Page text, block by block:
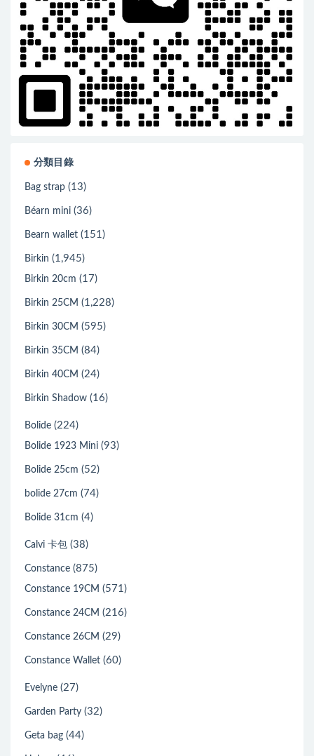
分類目錄
Bag strap (13)
Béarn mini (36)
Bearn wallet (151)
Birkin (1,945)
Birkin 20cm (17)
Birkin 25CM (1,228)
Birkin 30CM (595)
Birkin 35CM (84)
Birkin 40CM (24)
Birkin Shadow (16)
Bolide (224)
Bolide 1923 Mini (93)
Bolide 25cm (52)
bolide 27cm (74)
Bolide 31cm (4)
Calvi 卡包 (38)
Constance (875)
Constance 19CM (571)
Constance 24CM (216)
Constance 26CM (29)
Constance Wallet (60)
Evelyne (27)
Garden Party (32)
Geta bag (44)